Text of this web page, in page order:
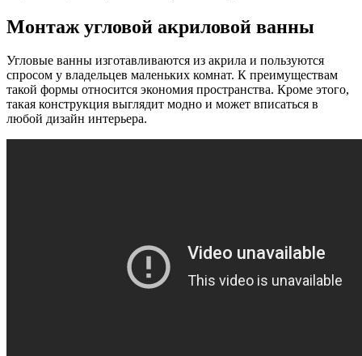
Монтаж угловой акриловой ванны
Угловые ванны изготавливаются из акрила и пользуются
спросом у владельцев маленьких комнат. К преимуществам
такой формы относится экономия пространства. Кроме этого,
такая конструкция выглядит модно и может вписаться в
любой дизайн интерьера.